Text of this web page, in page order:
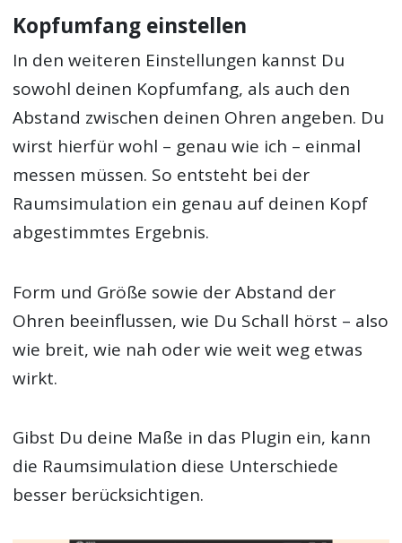
Kopfumfang einstellen
In den weiteren Einstellungen kannst Du
sowohl deinen Kopfumfang, als auch den
Abstand zwischen deinen Ohren angeben. Du
wirst hierfür wohl – genau wie ich – einmal
messen müssen. So entsteht bei der
Raumsimulation ein genau auf deinen Kopf
abgestimmtes Ergebnis.
Form und Größe sowie der Abstand der
Ohren beeinflussen, wie Du Schall hörst – also
wie breit, wie nah oder wie weit weg etwas
wirkt.
Gibst Du deine Maße in das Plugin ein, kann
die Raumsimulation diese Unterschiede
besser berücksichtigen.